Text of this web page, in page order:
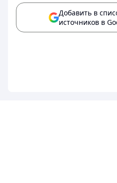
Добавить в
источников в